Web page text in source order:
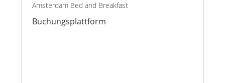
Amsterdam Bed and Breakfast
Buchungsplattform